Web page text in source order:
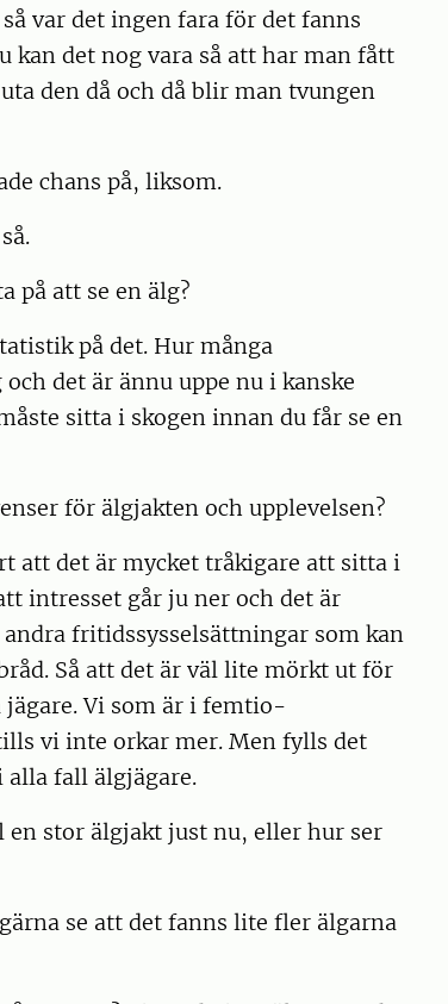
var det ingen fara för det fanns
kan det nog vara så att har man fått
den då och då blir man tvungen
chans på, liksom.
på att se en älg?
på det. Hur många
det är ännu uppe nu i kanske
sitta i skogen innan du får se en
för älgjakten och upplevelsen?
att det är mycket tråkigare att sitta i
intresset går ju ner och det är
fritidssysselsättningar som kan
Så att det är väl lite mörkt ut för
Vi som är i femtio-
vi inte orkar mer. Men fylls det
alla fall älgjägare.
stor älgjakt just nu, eller hur ser
se att det fanns lite fler älgarna